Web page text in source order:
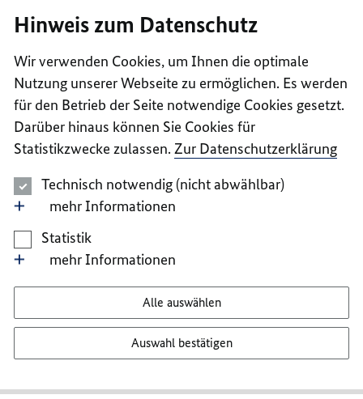
II
III
IV
V
Hinweis zum Datenschutz
Wir verwenden Cookies, um Ihnen die optimale
Nutzung unserer Webseite zu ermöglichen. Es werden
für den Betrieb der Seite notwendige Cookies gesetzt.
Darüber hinaus können Sie Cookies für
Statistikzwecke zulassen. Zur Datenschutzerklärung
Technisch notwendig (nicht abwählbar)
mehr Informationen
Statistik
mehr Informationen
Alle auswählen
Auswahl bestätigen